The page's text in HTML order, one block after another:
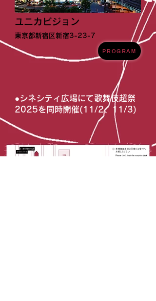
ユニカビジョン
東京都新宿区新宿3-23-7
PROGRAM
●シネシティ広場にて歌舞伎超祭
2025を同時開催(11/2、11/3)